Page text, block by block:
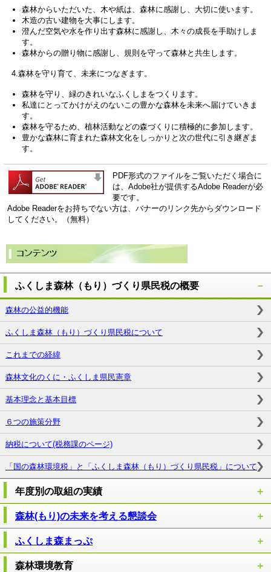
森林からいただいた、木や紙は、森林に感謝し、大切に使います。
木造の古い建物を大事にします。
澄んだ空気や水を作り出す森林に感謝し、木々の成長を手助けしま
す。
森林からの贈り物に感謝し、規則を守って森林と共生します。
4.森林を守り育て、未来につなぎます。
森林を守り、緑のきれいなふくしまをつくります。
私達にとってかけがえのないこの豊かな森林を未来へ届けていきま
す。
森林を守るため、植林活動などの森づくりに積極的に参加します。
豊かな森林に育まれた森林文化をしっかりと次の世代に引き継ぎま
す。
PDF形式のファイルをご覧いただく場合に
は、Adobe社が提供するAdobe Readerが必
要です。
Adobe Readerをお持ちでない方は、バナーのリンク先からダウンロード
してください。（無料）
ふくしま森林（もり）づくり県民税の概要
森林の公益的機能
ふくしま森林（もり）づくり県民税について
これまでの経緯
森林文化のくに・ふくしま県民憲章
基本理念と基本目標
６つの施策分野
納税について(税務課のページ)
「国の森林環境税」と「ふくしま森林（もり）づくり県民税」について
年度別の取組の実績
森林(もり)の未来を考える懇談会
ふくしま森まっぷ
森林環境教育